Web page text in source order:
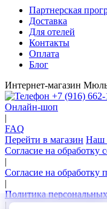
Партнерская
Доставка
Для отелей
Контакты
Оплата
Блог
Интернет-магазин
+7 (916)
Онлайн-шоп
|
FAQ
Перейти в магазин Наш
Согласие на обработку
|
Согласие на обработку
|
Политика
|